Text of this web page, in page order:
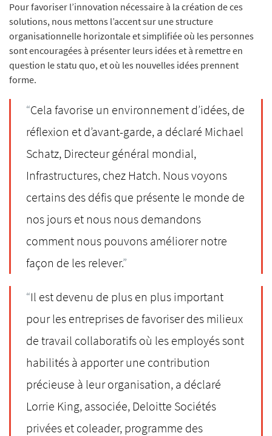
Pour favoriser l’innovation nécessaire à la création de ces
solutions, nous mettons l’accent sur une structure
organisationnelle horizontale et simplifiée où les personnes
sont encouragées à présenter leurs idées et à remettre en
question le statu quo, et où les nouvelles idées prennent
forme.
“Cela favorise un environnement d’idées, de
réflexion et d’avant-garde, a déclaré Michael
Schatz, Directeur général mondial,
Infrastructures, chez Hatch. Nous voyons
certains des défis que présente le monde de
nos jours et nous nous demandons
comment nous pouvons améliorer notre
façon de les relever.”
“Il est devenu de plus en plus important
pour les entreprises de favoriser des milieux
de travail collaboratifs où les employés sont
habilités à apporter une contribution
précieuse à leur organisation, a déclaré
Lorrie King, associée, Deloitte Sociétés
privées et coleader, programme des